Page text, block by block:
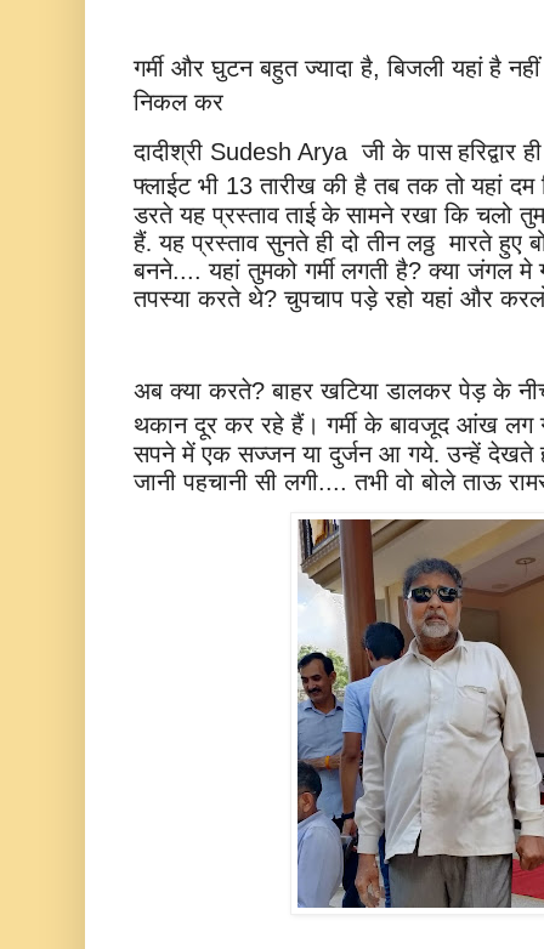
गर्मी और घुटन बहुत ज्यादा है,बिजली यहां है नहीं
निकल कर
दादीश्री Sudesh Aryaजी के पास हरिद्वार ही
फ्लाईट भी 13तारीख की है तब तक तोयहां दम
डरते यह प्रस्ताव ताई के सामने रखा कि चलो
हैं. यह प्रस्ताव सुनते ही दो तीन लठ्ठ मारते हुए
बनने....यहां तुमको गर्मीलगती है?क्या जंगल मे
तपस्या करते थे?चुपचाप पड़े रहो यहां और
अब क्या करते?बाहर खटिया डालकर पेड़ के
थकान दूर कर रहे हैं। गर्मी के बावजूद आंख लग
सपने में एक सज्जन या दुर्जन आ गये. उन्हें देखते
जानी पहचानी सी लगी....तभी वो बोले ताऊ